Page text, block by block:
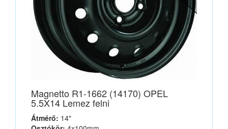
Magnetto R1-1662 (14170) OPEL
5.5X14 Lemez felni
Átmérő: 14"